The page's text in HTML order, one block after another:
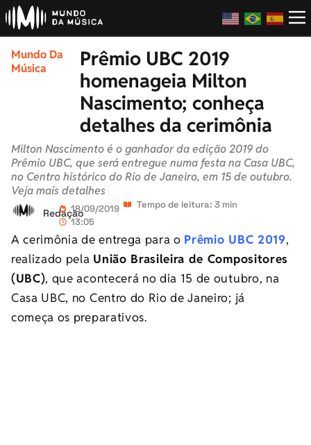
Mundo Da
Música
Prêmio UBC 2019
homenageia Milton
Nascimento; conheça
detalhes da cerimônia
Milton Nascimento é o ganhador da edição 2019 do
Prêmio UBC, que será entregue numa festa na Casa UBC,
no Centro histórico do Rio de Janeiro, em 15 de outubro.
Veja mais detalhes
Redação18/09/2019
13:05
Tempo de leitura: 3 min
A cerimônia de entrega para o Prêmio UBC 2019,
realizado pela União Brasileira de Compositores
(UBC), que acontecerá no dia 15 de outubro, na
Casa UBC, no Centro do Rio de Janeiro; já
começa os preparativos.